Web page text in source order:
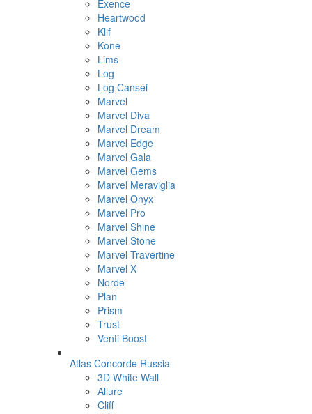
Exence
Heartwood
Klif
Kone
Lims
Log
Log Cansei
Marvel
Marvel Diva
Marvel Dream
Marvel Edge
Marvel Gala
Marvel Gems
Marvel Meraviglia
Marvel Onyx
Marvel Pro
Marvel Shine
Marvel Stone
Marvel Travertine
Marvel X
Norde
Plan
Prism
Trust
Venti Boost
Atlas Concorde Russia
3D White Wall
Allure
Cliff